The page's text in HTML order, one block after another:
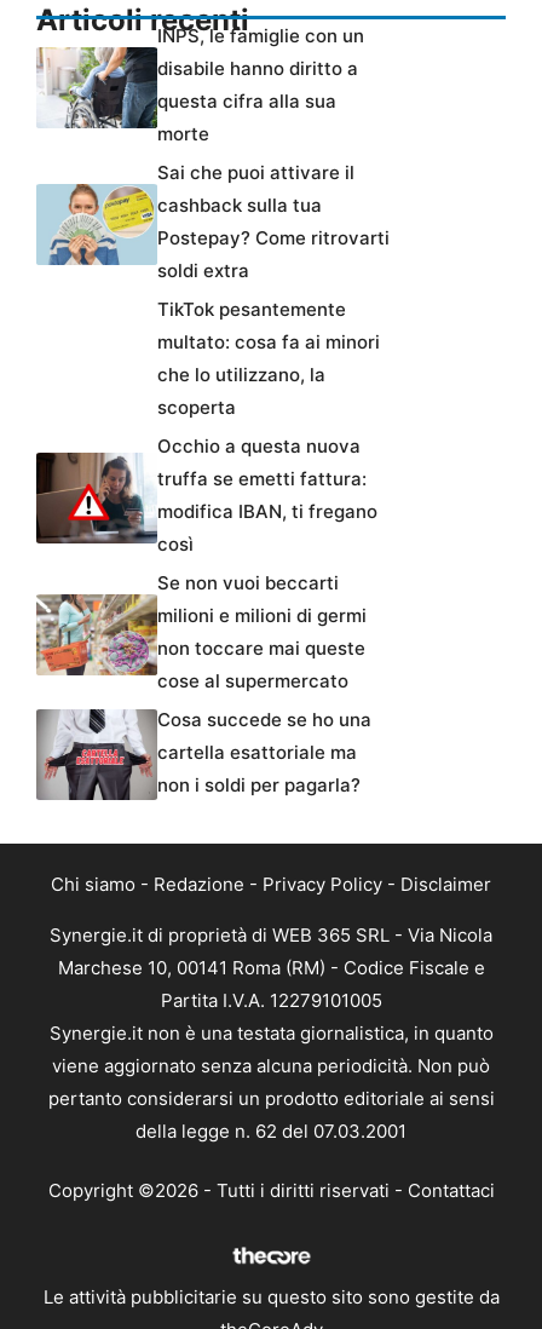
Articoli recentiINPS, le famiglie con un
disabile hanno diritto a
questa cifra alla sua
morte
Sai che puoi attivare il
cashback sulla tua
Postepay? Come ritrovarti
soldi extra
TikTok pesantemente
multato: cosa fa ai minori
che lo utilizzano, la
scoperta
Occhio a questa nuova
truffa se emetti fattura:
modifica IBAN, ti fregano
così
Se non vuoi beccarti
milioni e milioni di germi
non toccare mai queste
cose al supermercato
Cosa succede se ho una
cartella esattoriale ma
non i soldi per pagarla?
Chi siamo - Redazione - Privacy Policy - Disclaimer
Synergie.it di proprietà di WEB 365 SRL - Via Nicola
Marchese 10, 00141 Roma (RM) - Codice Fiscale e
Partita I.V.A. 12279101005
Synergie.it non è una testata giornalistica, in quanto
viene aggiornato senza alcuna periodicità. Non può
pertanto considerarsi un prodotto editoriale ai sensi
della legge n. 62 del 07.03.2001
Copyright ©2026 - Tutti i diritti riservati - Contattaci
Le attività pubblicitarie su questo sito sono gestite da